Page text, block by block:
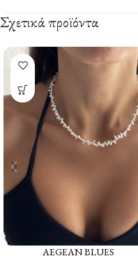
Σχετικά προϊόντα
AEGEAN BLUES